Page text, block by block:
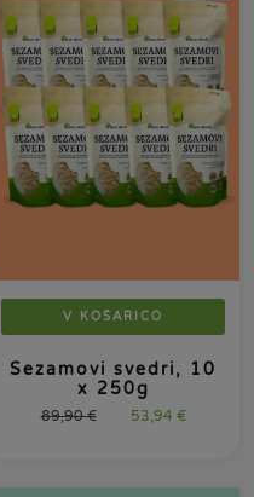
V KOŠARICO
Sezamovi svedri, 10
x 250g
89,90€ 53,94 €